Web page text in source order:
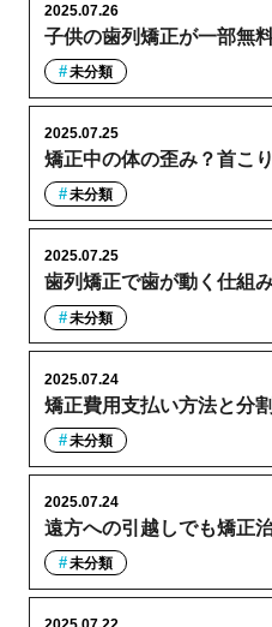
子供の歯列矯正が一部無
2025.07.26
未分類
矯正中の体の歪み？首こ
2025.07.25
未分類
歯列矯正で歯が動く仕組
2025.07.25
未分類
矯正費用支払い方法と分割
2025.07.24
未分類
遠方への引越しでも矯正
2025.07.24
未分類